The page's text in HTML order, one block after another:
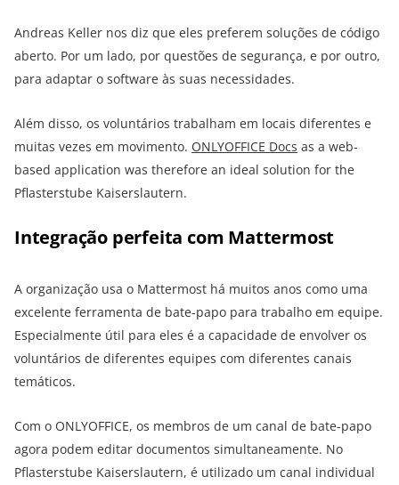
Andreas Keller nos diz que eles preferem soluções de código
aberto. Por um lado, por questões de segurança, e por outro,
para adaptar o software às suas necessidades.
Além disso, os voluntários trabalham em locais diferentes e
muitas vezes em movimento. ONLYOFFICE Docs as a web-
based application was therefore an ideal solution for the
Pflasterstube Kaiserslautern.
Integração perfeita com Mattermost
A organização usa o Mattermost há muitos anos como uma
excelente ferramenta de bate-papo para trabalho em equipe.
Especialmente útil para eles é a capacidade de envolver os
voluntários de diferentes equipes com diferentes canais
temáticos.
Com o ONLYOFFICE, os membros de um canal de bate-papo
agora podem editar documentos simultaneamente. No
Pflasterstube Kaiserslautern, é utilizado um canal individual